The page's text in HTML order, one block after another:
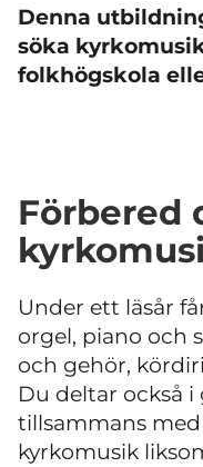
Denna
söka
folkhögskola
Förbered
Under ett läsår
orgel, piano och
och gehör,
Du deltar också
tillsammans
kyrkomusik